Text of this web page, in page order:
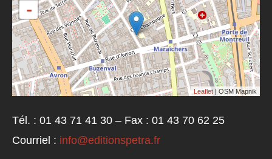
-
Leaflet | OSM Mapnik
Tél. : 01 43 71 41 30 – Fax : 01 43 70 62 25
Courriel : info@editionspetra.fr